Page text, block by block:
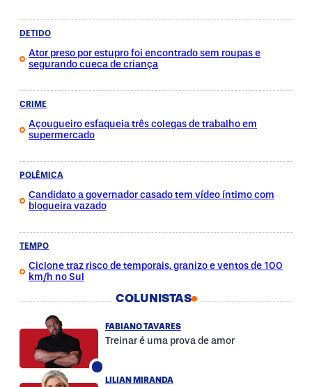
DETIDO
Ator preso por estupro foi encontrado sem roupas e
segurando cueca de criança
CRIME
Açougueiro esfaqueia três colegas de trabalho em
supermercado
POLÊMICA
Candidato a governador casado tem vídeo íntimo com
blogueira vazado
TEMPO
Ciclone traz risco de temporais, granizo e ventos de 100
km/h no Sul
COLUNISTAS
FABIANO TAVARES
Treinar é uma prova de amor
LILIAN MIRANDA